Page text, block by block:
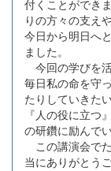
付くことができ
りの方々の支え
今日から明日へ
ました。
今回の学びを
毎日私の命を守
たりしていきた
『人の役に立つ
の研鑽に励んで
この講演会で
当にありがとう